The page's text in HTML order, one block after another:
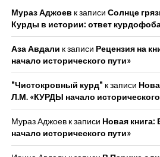
Мураз Аджоев к записи Солнце
Курды в истории: ответ
Аза Авдали к записи Рецензия на
начало исторического пути»
"Чистокровный курд" к записи
Л.М. «КУРДЫ начало исторического
Мураз Аджоевк записи Новая
начало исторического пути»